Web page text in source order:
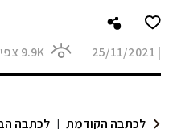
|
25/11/2021
9.9K
לכתבה הקודמת | לכתבה